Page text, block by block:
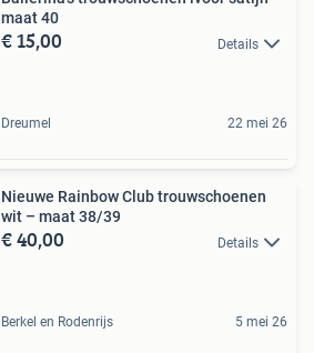
maat 40
€ 15,00 Details
Dreumel 22 mei 26
Nieuwe Rainbow Club trouwschoenen
wit – maat 38/39
€ 40,00 Details
Berkel en Rodenrijs 5 mei 26